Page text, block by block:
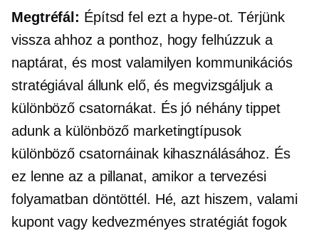
Megtréfál: Építsd fel ezt a hype-ot. Térjünk
vissza ahhoz a ponthoz, hogy felhúzzuk a
naptárat, és most valamilyen kommunikációs
stratégiával állunk elő, és megvizsgáljuk a
különböző csatornákat. És jó néhány tippet
adunk a különböző marketingtípusok
különböző csatornáinak kihasználásához. És
ez lenne az a pillanat, amikor a tervezési
folyamatban döntöttél. Hé, azt hiszem, valami
kupont vagy kedvezményes stratégiát fogok